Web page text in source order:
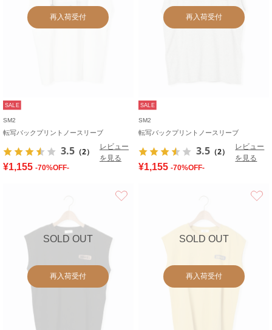
再入荷受付
SALE
SM2
転写バックプリントノースリーブ
3.5 （2）
レビュー
を見る
¥1,155 -70%OFF-
再入荷受付
SALE
SM2
転写バックプリントノースリーブ
3.5 （2）
レビュー
を見る
¥1,155 -70%OFF-
SOLD OUT
再入荷受付
SOLD OUT
再入荷受付